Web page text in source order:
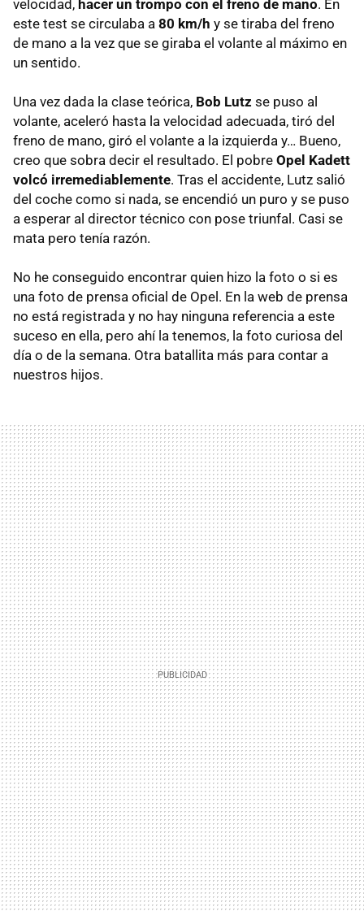
velocidad, hacer un trompo con el freno de mano. En
este test se circulaba a 80 km/h y se tiraba del freno
de mano a la vez que se giraba el volante al máximo en
un sentido.
Una vez dada la clase teórica, Bob Lutz se puso al
volante, aceleró hasta la velocidad adecuada, tiró del
freno de mano, giró el volante a la izquierda y… Bueno,
creo que sobra decir el resultado. El pobre Opel Kadett
volcó irremediablemente. Tras el accidente, Lutz salió
del coche como si nada, se encendió un puro y se puso
a esperar al director técnico con pose triunfal. Casi se
mata pero tenía razón.
No he conseguido encontrar quien hizo la foto o si es
una foto de prensa oficial de Opel. En la web de prensa
no está registrada y no hay ninguna referencia a este
suceso en ella, pero ahí la tenemos, la foto curiosa del
día o de la semana. Otra batallita más para contar a
nuestros hijos.